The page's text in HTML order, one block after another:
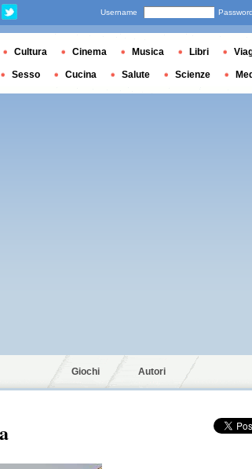
Giochi Autori
Username Password
Cultura Cinema Musica Libri
Sesso Cucina Salute Scienze